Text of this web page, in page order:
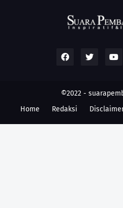
©2022 -
Home
Redaksi